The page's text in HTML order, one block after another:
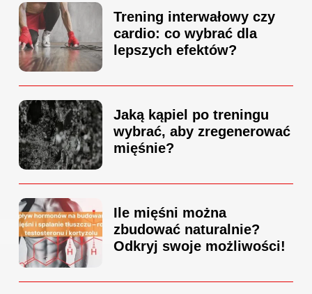
Trening interwałowy czy
cardio: co wybrać dla
lepszych efektów?
Jaką kąpiel po treningu
wybrać, aby zregenerować
mięśnie?
Ile mięśni można
zbudować naturalnie?
Odkryj swoje możliwości!